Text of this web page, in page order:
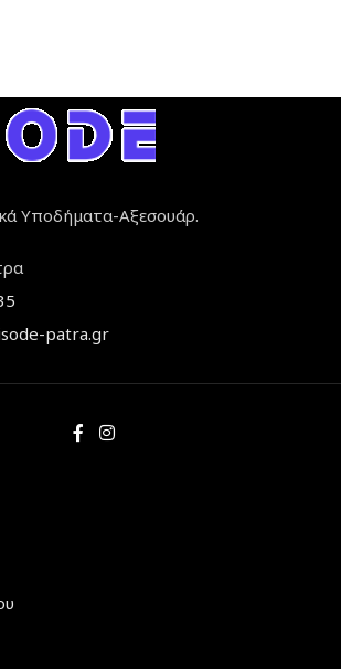
Υποδήματα-Αξεσουάρ.
patra.gr